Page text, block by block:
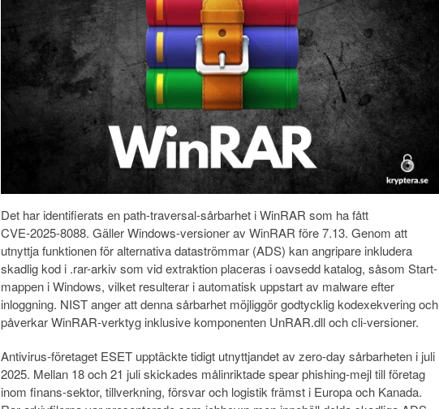
Det har identifierats en path-traversal-sårbarhet i WinRAR som ha fått
CVE‑2025‑8088. Gäller Windows-versioner av WinRAR före 7.13. Genom att
utnyttja funktionen för alternativa dataströmmar (ADS) kan angripare inkludera
skadlig kod i .rar-arkiv som vid extraktion placeras i oavsedd katalog, såsom Start-
mappen i Windows, vilket resulterar i automatisk uppstart av malware efter
inloggning. NIST anger att denna sårbarhet möjliggör godtycklig kodexekvering och
påverkar WinRAR-verktyg inklusive komponenten UnRAR.dll och cli-versioner.
Antivirus-företaget ESET upptäckte tidigt utnyttjandet av zero-day sårbarheten i juli
2025. Mellan 18 och 21 juli skickades målinriktade spear phishing-mejl till företag
inom finans-sektor, tillverkning, försvar och logistik främst i Europa och Kanada.